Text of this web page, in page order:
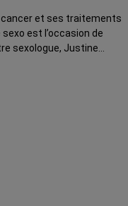
cancer et ses traitements
est l’occasion de
sexologue, Justine
» nous empêchait